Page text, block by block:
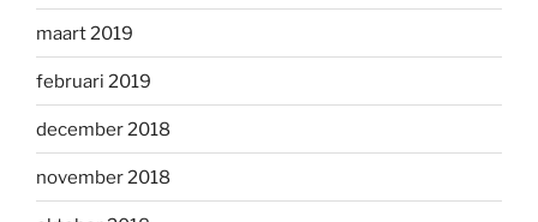
maart 2019
februari 2019
december 2018
november 2018